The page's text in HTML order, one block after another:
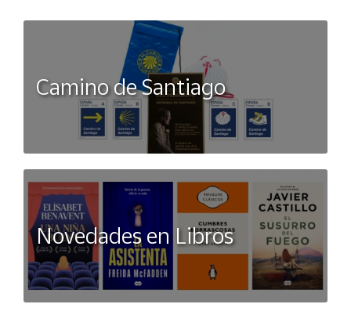
Camino de Santiago
Novedades en Libros